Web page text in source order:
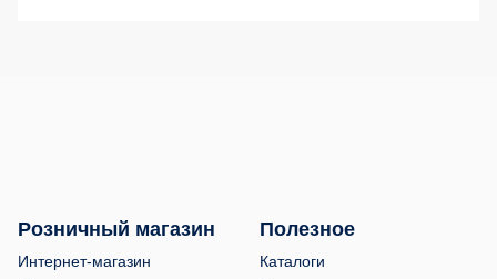
Розничный магазин
Интернет-магазин
Полезное
Каталоги